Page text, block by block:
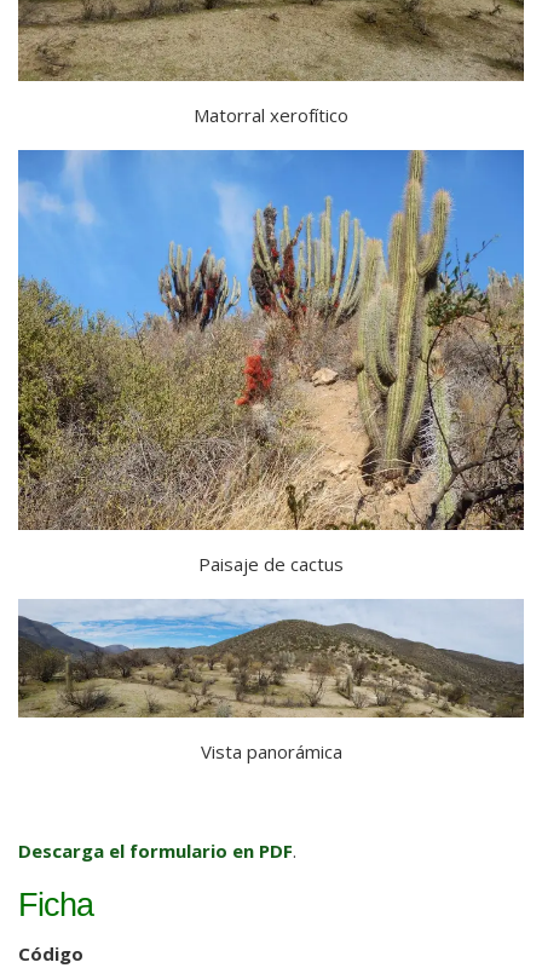
Matorral xerofítico
Paisaje de cactus
Vista panorámica
Descarga el formulario en PDF.
Ficha
Código